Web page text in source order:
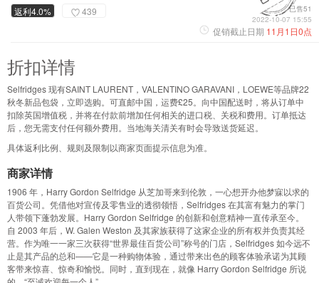
返利4.0% 439
已售51
2022-10-07 15:55
促销截止日期 11月1日0点
折扣详情
Selfridges 现有SAINT LAURENT，VALENTINO GARAVANI，LOEWE等品牌22
秋冬新品包袋，立即选购。可直邮中国，运费£25。向中国配送时，将从订单中
扣除英国增值税，并将在付款前增加任何相关的进口税、关税和费用。订单抵达
后，您无需支付任何额外费用。当地海关清关有时会导致送货延迟。
具体返利比例、规则及限制以商家页面提示信息为准。
商家详情
1906 年，Harry Gordon Selfridge 从芝加哥来到伦敦，一心想开办他梦寐以求的
百货公司。凭借他对宣传及零售业的透彻领悟，Selfridges 在其富有魅力的掌门
人带领下蓬勃发展。Harry Gordon Selfridge 的创新和创意精神一直传承至今。
自 2003 年后，W. Galen Weston 及其家族获得了这家企业的所有权并负责其经
营。作为唯一一家三次获得“世界最佳百货公司”称号的门店，Selfridges 如今远不
止是其产品的总和——它是一种购物体验，通过带来出色的顾客体验承诺为其顾
客带来惊喜、惊奇和愉悦。同时，直到现在，就像 Harry Gordon Selfridge 所说